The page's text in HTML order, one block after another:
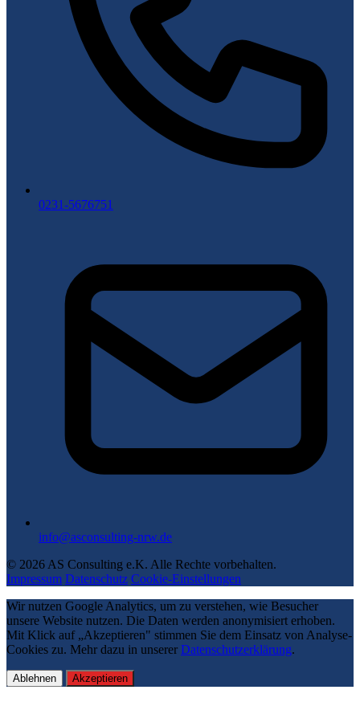
0231-5676751
info@asconsulting-nrw.de
© 2026 AS Consulting e.K. Alle Rechte vorbehalten.
Impressum Datenschutz Cookie-Einstellungen
Wir nutzen Google Analytics, um zu verstehen, wie Besucher
unsere Website nutzen. Die Daten werden anonymisiert erhoben.
Mit Klick auf „Akzeptieren" stimmen Sie dem Einsatz von Analyse-
Cookies zu. Mehr dazu in unserer Datenschutzerklärung.
Ablehnen Akzeptieren